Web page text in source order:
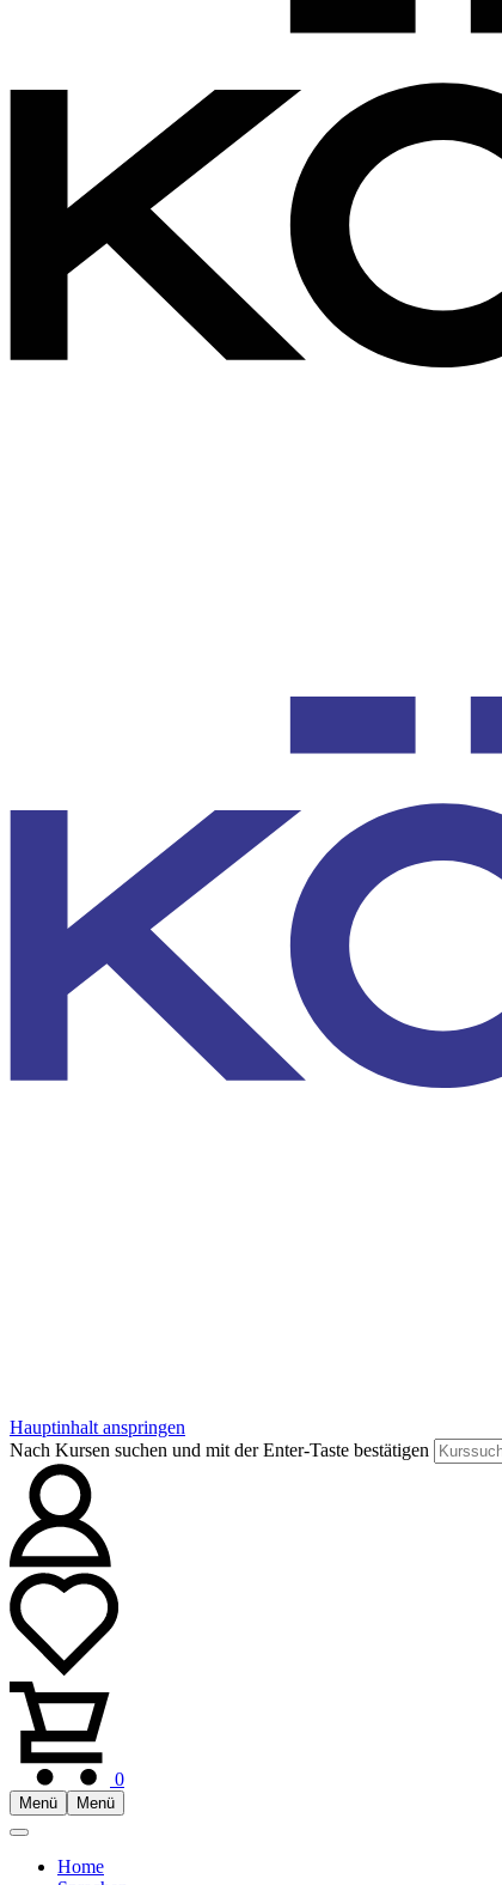
Hauptinhalt anspringen
Nach Kursen suchen und mit der Enter-Taste bestätigen
0
Menü Menü
Home